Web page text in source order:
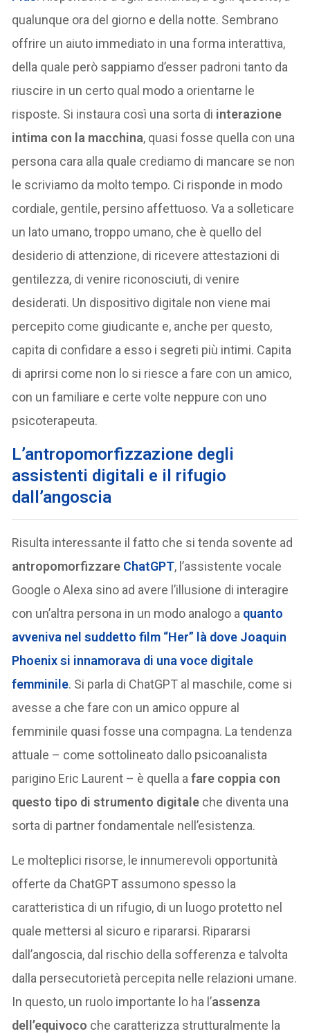
qualunque ora del giorno e della notte. Sembrano
offrire un aiuto immediato in una forma interattiva,
della quale però sappiamo d’esser padroni tanto da
riuscire in un certo qual modo a orientarne le
risposte. Si instaura così una sorta di interazione
intima con la macchina, quasi fosse quella con una
persona cara alla quale crediamo di mancare se non
le scriviamo da molto tempo. Ci risponde in modo
cordiale, gentile, persino affettuoso. Va a solleticare
un lato umano, troppo umano, che è quello del
desiderio di attenzione, di ricevere attestazioni di
gentilezza, di venire riconosciuti, di venire
desiderati. Un dispositivo digitale non viene mai
percepito come giudicante e, anche per questo,
capita di confidare a esso i segreti più intimi. Capita
di aprirsi come non lo si riesce a fare con un amico,
con un familiare e certe volte neppure con uno
psicoterapeuta.
L’antropomorfizzazione degli
assistenti digitali e il rifugio
dall’angoscia
Risulta interessante il fatto che si tenda sovente ad
antropomorfizzare ChatGPT, l’assistente vocale
Google o Alexa sino ad avere l’illusione di interagire
con un’altra persona in un modo analogo a quanto
avveniva nel suddetto film “Her” là dove Joaquin
Phoenix si innamorava di una voce digitale
femminile. Si parla di ChatGPT al maschile, come si
avesse a che fare con un amico oppure al
femminile quasi fosse una compagna. La tendenza
attuale – come sottolineato dallo psicoanalista
parigino Eric Laurent – è quella afare coppia con
questo tipo di strumento digitale che diventa una
sorta di partner fondamentale nell’esistenza.
Le molteplici risorse, le innumerevoli opportunità
offerte da ChatGPT assumono spesso la
caratteristica di un rifugio, di un luogo protetto nel
quale mettersi al sicuro e ripararsi. Ripararsi
dall’angoscia, dal rischio della sofferenza e talvolta
dalla persecutorietà percepita nelle relazioni umane.
In questo, un ruolo importante lo ha l’assenza
dell’equivoco che caratterizza strutturalmente la